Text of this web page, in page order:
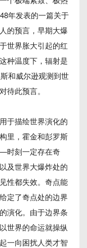
年发表的一篇关于
的预言，早期大爆
世界胀大引起的红
种温度下，辐射是
和威尔逊观测到世
待此预言。
于描绘世界演化的
里，霍金和彭罗斯
时刻一定存在奇
及世界大爆炸处的
性都失效。奇点能
定了奇点处的边界
演化。由于边界条
世界的命运就操纵
一向困扰人类才智